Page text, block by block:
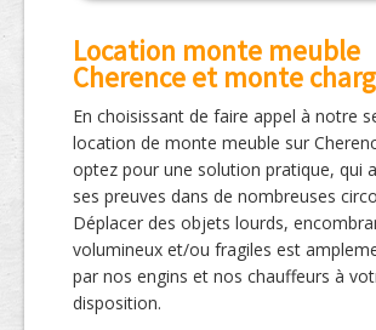
Location monte meuble
Cherence et monte
En choisissant de faire appel à notre
location de monte meuble sur
optez pour une solution pratique, qui
ses preuves dans de nombreuses
Déplacer des objets lourds,
volumineux et/ou fragiles est
par nos engins et nos chauffeurs à
disposition.